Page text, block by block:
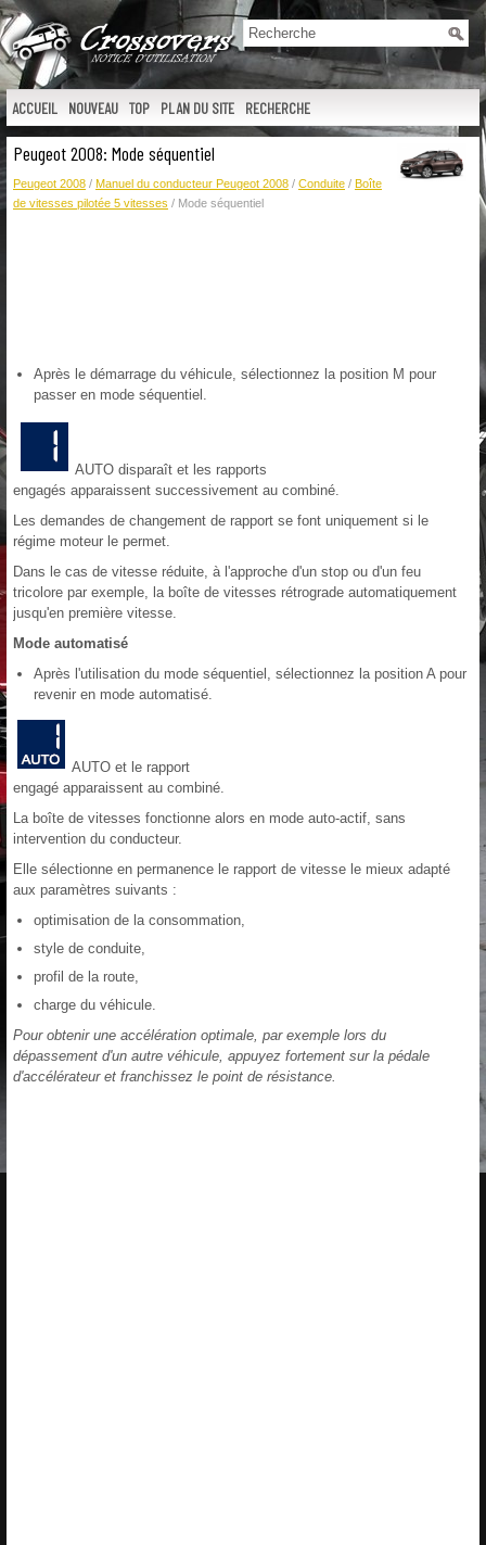
ACCUEIL NOUVEAU TOP PLAN DU SITE RECHERCHE
Peugeot 2008: Mode séquentiel
Peugeot 2008 / Manuel du conducteur Peugeot 2008 / Conduite / Boîte
de vitesses pilotée 5 vitesses / Mode séquentiel
Après le démarrage du véhicule, sélectionnez la position M pour
passer en mode séquentiel.
AUTO disparaît et les rapports
engagés apparaissent successivement au combiné.
Les demandes de changement de rapport se font uniquement si le
régime moteur le permet.
Dans le cas de vitesse réduite, à l'approche d'un stop ou d'un feu
tricolore par exemple, la boîte de vitesses rétrograde automatiquement
jusqu'en première vitesse.
Mode automatisé
Après l'utilisation du mode séquentiel, sélectionnez la position A pour
revenir en mode automatisé.
AUTO et le rapport
engagé apparaissent au combiné.
La boîte de vitesses fonctionne alors en mode auto-actif, sans
intervention du conducteur.
Elle sélectionne en permanence le rapport de vitesse le mieux adapté
aux paramètres suivants :
optimisation de la consommation,
style de conduite,
profil de la route,
charge du véhicule.
Pour obtenir une accélération optimale, par exemple lors du
dépassement d'un autre véhicule, appuyez fortement sur la pédale
d'accélérateur et franchissez le point de résistance.